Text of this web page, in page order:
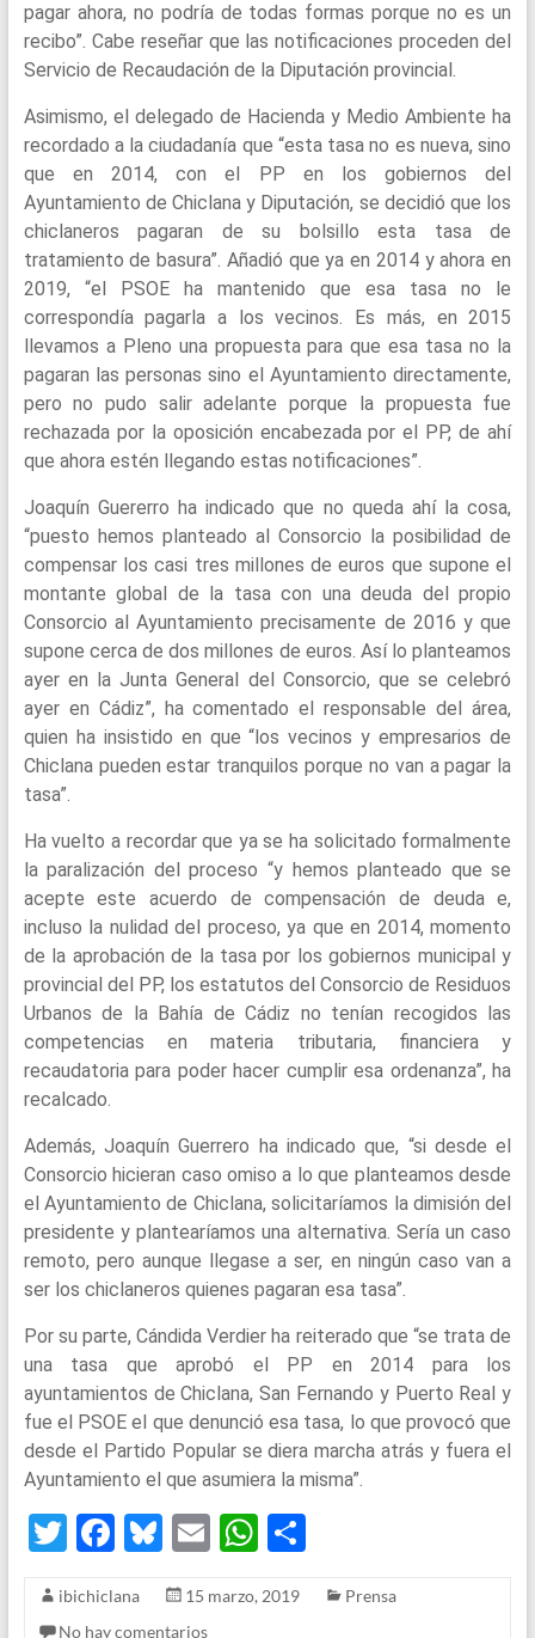
pagar ahora, no podría de todas formas porque no es un
recibo”. Cabe reseñar que las notificaciones proceden del
Servicio de Recaudación de la Diputación provincial.
Asimismo, el delegado de Hacienda y Medio Ambiente ha
recordado a la ciudadanía que “esta tasa no es nueva, sino
que en 2014, con el PP en los gobiernos del
Ayuntamiento de Chiclana y Diputación, se decidió que los
chiclaneros pagaran de su bolsillo esta tasa de
tratamiento de basura”. Añadió que ya en 2014 y ahora en
2019, “el PSOE ha mantenido que esa tasa no le
correspondía pagarla a los vecinos. Es más, en 2015
llevamos a Pleno una propuesta para que esa tasa no la
pagaran las personas sino el Ayuntamiento directamente,
pero no pudo salir adelante porque la propuesta fue
rechazada por la oposición encabezada por el PP, de ahí
que ahora estén llegando estas notificaciones”.
Joaquín Guererro ha indicado que no queda ahí la cosa,
“puesto hemos planteado al Consorcio la posibilidad de
compensar los casi tres millones de euros que supone el
montante global de la tasa con una deuda del propio
Consorcio al Ayuntamiento precisamente de 2016 y que
supone cerca de dos millones de euros. Así lo planteamos
ayer en la Junta General del Consorcio, que se celebró
ayer en Cádiz”, ha comentado el responsable del área,
quien ha insistido en que “los vecinos y empresarios de
Chiclana pueden estar tranquilos porque no van a pagar la
tasa”.
Ha vuelto a recordar que ya se ha solicitado formalmente
la paralización del proceso “y hemos planteado que se
acepte este acuerdo de compensación de deuda e,
incluso la nulidad del proceso, ya que en 2014, momento
de la aprobación de la tasa por los gobiernos municipal y
provincial del PP, los estatutos del Consorcio de Residuos
Urbanos de la Bahía de Cádiz no tenían recogidos las
competencias en materia tributaria, financiera y
recaudatoria para poder hacer cumplir esa ordenanza”, ha
recalcado.
Además, Joaquín Guerrero ha indicado que, “si desde el
Consorcio hicieran caso omiso a lo que planteamos desde
el Ayuntamiento de Chiclana, solicitaríamos la dimisión del
presidente y plantearíamos una alternativa. Sería un caso
remoto, pero aunque llegase a ser, en ningún caso van a
ser los chiclaneros quienes pagaran esa tasa”.
Por su parte, Cándida Verdier ha reiterado que “se trata de
una tasa que aprobó el PP en 2014 para los
ayuntamientos de Chiclana, San Fernando y Puerto Real y
fue el PSOE el que denunció esa tasa, lo que provocó que
desde el Partido Popular se diera marcha atrás y fuera el
Ayuntamiento el que asumiera la misma”.
T
tt
F
ce
Bl
es
E
ail
W
at
S
ar
ibichiclana 15 marzo, 2019
Prensa
No hay comentarios